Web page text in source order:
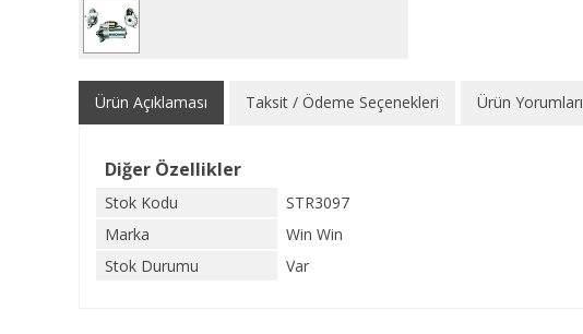
Ürün Açıklaması Taksit / Ödeme Seçenekleri Ürün Yorumları
Diğer Özellikler
Stok Kodu
STR3097
Marka
Win Win
Stok Durumu
Var